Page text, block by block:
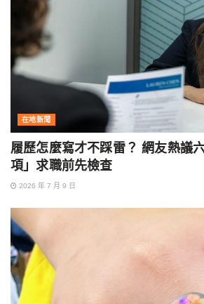
在地新聞
履歷怎麼寫才不踩雷？ 網友熱議
項」求職前先檢查
2026 年 7 月 9 日